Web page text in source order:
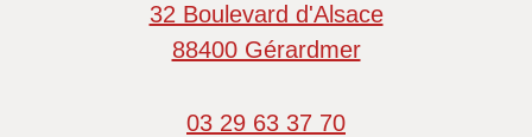
32 Boulevard d'Alsace
88400 Gérardmer
03 29 63 37 70